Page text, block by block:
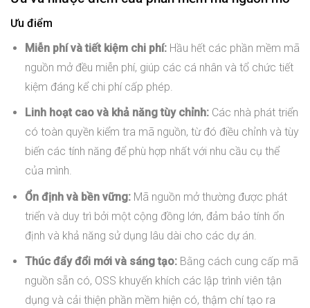
Ưu điểm
Miễn phí và tiết kiệm chi phí:Hầu hết các phần mềm mã
nguồn mở đều miễn phí, giúp các cá nhân và tổ chức tiết
kiệm đáng kể chi phí cấp phép.
Linh hoạt cao và khả năng tùy chỉnh:Các nhà phát triển
có toàn quyền kiểm tra mã nguồn, từ đó điều chỉnh và tùy
biến các tính năng để phù hợp nhất với nhu cầu cụ thể
của mình.
Ổn định và bền vững:Mã nguồn mở thường được phát
triển và duy trì bởi một cộng đồng lớn, đảm bảo tính ổn
định và khả năng sử dụng lâu dài cho các dự án.
Thúc đẩy đổi mới và sáng tạo:Bằng cách cung cấp mã
nguồn sẵn có, OSS khuyến khích các lập trình viên tận
dụng và cải thiện phần mềm hiện có, thậm chí tạo ra